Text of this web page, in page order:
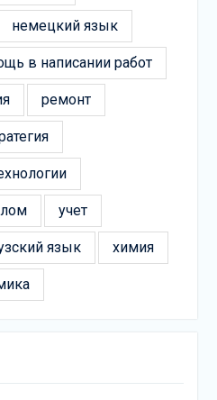
немецкий язык
в написании работ
ремонт
учет
язык химия